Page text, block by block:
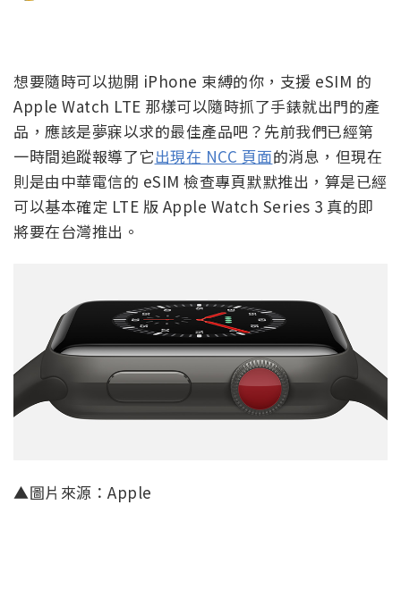
想要隨時可以拋開 iPhone 束縛的你，支援 eSIM 的
Apple Watch LTE 那樣可以隨時抓了手錶就出門的產
品，應該是夢寐以求的最佳產品吧？先前我們已經第
一時間追蹤報導了它出現在 NCC 頁面的消息，但現在
則是由中華電信的 eSIM 檢查專頁默默推出，算是已經
可以基本確定 LTE 版 Apple Watch Series 3 真的即
將要在台灣推出。
▲圖片來源：Apple